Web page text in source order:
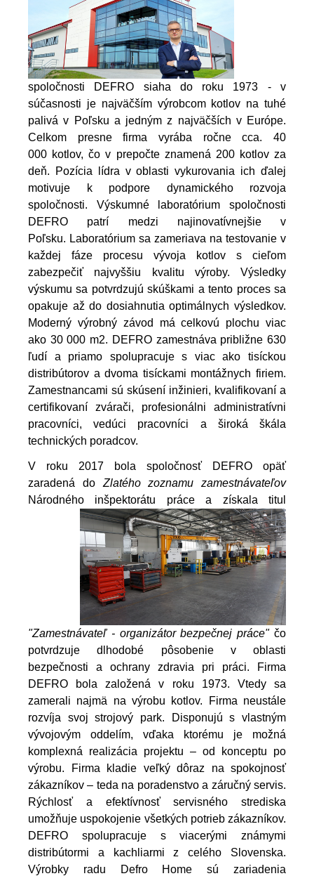
spoločnosti DEFRO siaha do roku 1973 - v
súčasnosti je najväčším výrobcom kotlov na tuhé
palivá v Poľsku a jedným z najväčších v Európe.
Celkom presne firma vyrába ročne cca. 40
000 kotlov, čo v prepočte znamená 200 kotlov za
deň. Pozícia lídra v oblasti vykurovania ich ďalej
motivuje k podpore dynamického rozvoja
spoločnosti. Výskumné laboratórium spoločnosti
DEFRO patrí medzi najinovatívnejšie v
Poľsku. Laboratórium sa zameriava na testovanie v
každej fáze procesu vývoja kotlov s cieľom
zabezpečiť najvyššiu kvalitu výroby. Výsledky
výskumu sa potvrdzujú skúškami a tento proces sa
opakuje až do dosiahnutia optimálnych výsledkov.
Moderný výrobný závod má celkovú plochu viac
ako 30 000 m2. DEFRO zamestnáva približne 630
ľudí a priamo spolupracuje s viac ako tisíckou
distribútorov a dvoma tisíckami montážnych firiem.
Zamestnancami sú skúsení inžinieri, kvalifikovaní a
certifikovaní zvárači, profesionálni administratívni
pracovníci, vedúci pracovníci a široká škála
technických poradcov.
V roku 2017 bola spoločnosť DEFRO opäť
zaradená do Zlatého zoznamu zamestnávateľov
Národného inšpektorátu práce a získala titul
"Zamestnávateľ - organizátor bezpečnej práce"čo
potvrdzuje dlhodobé pôsobenie v oblasti
bezpečnosti a ochrany zdravia pri práci. Firma
DEFRO bola založená v roku 1973. Vtedy sa
zamerali najmä na výrobu kotlov. Firma neustále
rozvíja svoj strojový park. Disponujú s vlastným
vývojovým oddelím, vďaka ktorému je možná
komplexná realizácia projektu – od konceptu po
výrobu. Firma kladie veľký dôraz na spokojnosť
zákazníkov – teda na poradenstvo a záručný servis.
Rýchlosť a efektívnosť servisného strediska
umožňuje uspokojenie všetkých potrieb zákazníkov.
DEFRO spolupracuje s viacerými známymi
distribútormi a kachliarmi z celého Slovenska.
Výrobky radu Defro Home sú zariadenia